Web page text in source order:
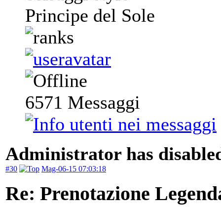
Principe del Sole
6571 Messaggi
Administrator has
#30 Mag-06-15 07:03:18
Re: Prenotazione